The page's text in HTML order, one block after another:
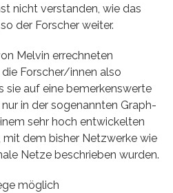
nicht verstanden, wie das
der Forscher weiter.
Melvin errechneten
Forscher/innen also
sie auf eine bemerkenswerte
in der sogenannten Graph-
sehr hoch entwickelten
mit dem bisher Netzwerke wie
Netze beschrieben wurden.
möglich